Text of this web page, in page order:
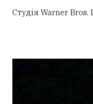
Студія Warner